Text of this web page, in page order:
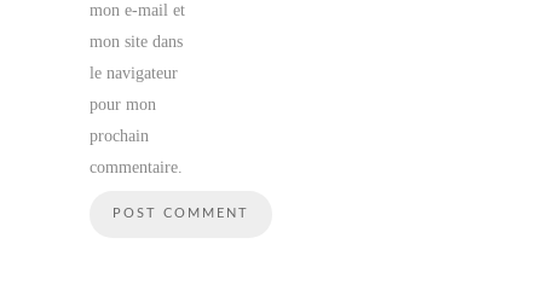
mon e-mail et
mon site dans
le navigateur
pour mon
prochain
commentaire.